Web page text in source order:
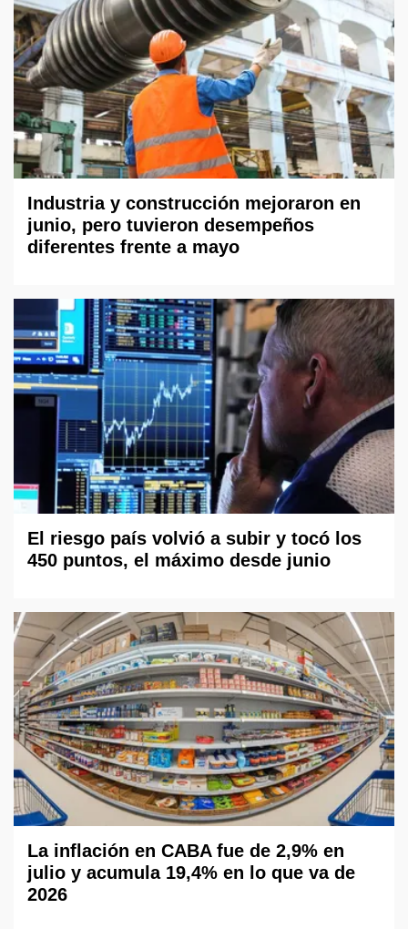
Industria y construcción mejoraron en
junio, pero tuvieron desempeños
diferentes frente a mayo
El riesgo país volvió a subir y tocó los
450 puntos, el máximo desde junio
La inflación en CABA fue de 2,9% en
julio y acumula 19,4% en lo que va de
2026